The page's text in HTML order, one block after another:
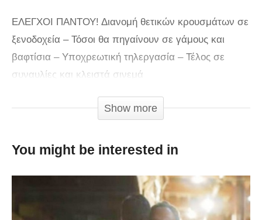
ΕΛΕΓΧΟΙ ΠΑΝΤΟΥ! Διανομή θετικών κρουσμάτων σε
ξενοδοχεία – Τόσοι θα πηγαίνουν σε γάμους και
βαφτίσια – Υποχρεωτική τηλεργασία – Τέλος σε
συναυλίες και κλειστά σινεμά
Αττική, η οποία βρίσκεται σε “πορτοκαλί” συναγερμό
Νωρίτερα, ο Κυριάκος Μητσοτάκης στην σύσκεψη με
τους λοιμωξιολόγους υπό τον Σωτήρη Τσιόδρα,
ανακοίνωσε ότι: «Είμαι απολύτως έτοιμος, μετά από
τη σχετική εισήγηση και της Επιτροπής σήμερα, να
Show more
You might be interested in